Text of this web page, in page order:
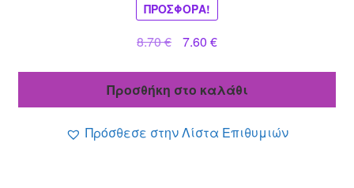
ΠΡΟΣΦΟΡΆ!
8.70€
Original
8.70 €.
7.60 €Η
είναι:
Προσθήκη στο καλάθι
Πρόσθεσε στην Λίστα Επιθυμιών